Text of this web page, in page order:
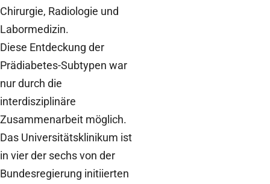
Chirurgie, Radiologie und
Labormedizin.
Diese Entdeckung der
Prädiabetes-Subtypen war
nur durch die
interdisziplinäre
Zusammenarbeit möglich.
Das Universitätsklinikum ist
in vier der sechs von der
Bundesregierung initiierten